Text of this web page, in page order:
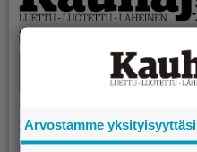
Arvostamme yksityisyyttäsi